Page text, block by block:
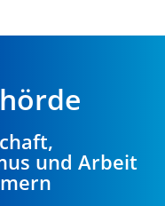
und Arbeit